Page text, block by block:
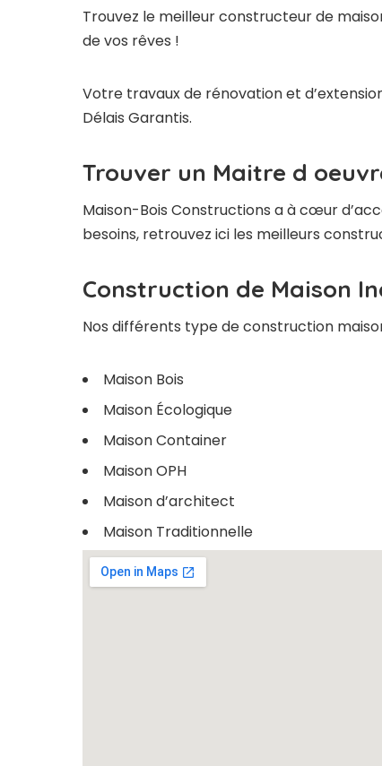
Trouvez le meilleur constructeur de
de vos rêves !
Votre travaux de rénovation et
Délais Garantis.
Trouver un Maitre d
Maison-Bois Constructions a à cœur
besoins, retrouvez ici les meilleurs
Construction de Maison
Nos différents type de construction
Maison Bois
Maison Écologique
Maison Container
Maison OPH
Maison d’architect
Maison Traditionnelle